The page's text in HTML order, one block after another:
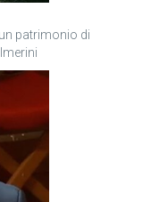
un patrimonio di